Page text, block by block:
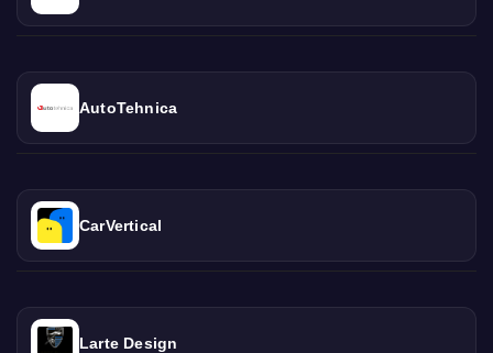
AutoTehnica
CarVertical
Larte Design